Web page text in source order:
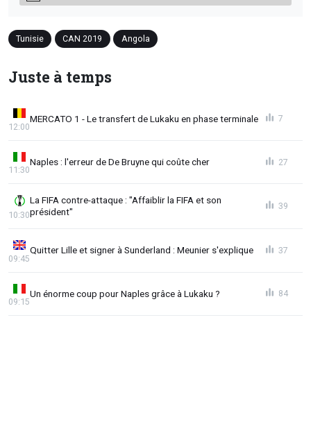
Tunisie CAN 2019 Angola
Juste à temps
MERCATO 1 - Le transfert de Lukaku en phase terminale
12:00
7
Naples : l'erreur de De Bruyne qui coûte cher
11:30
27
La FIFA contre-attaque : "Affaiblir la FIFA et son
président"
10:30
39
Quitter Lille et signer à Sunderland : Meunier s'explique
09:45
37
Un énorme coup pour Naples grâce à Lukaku ?
09:15
84